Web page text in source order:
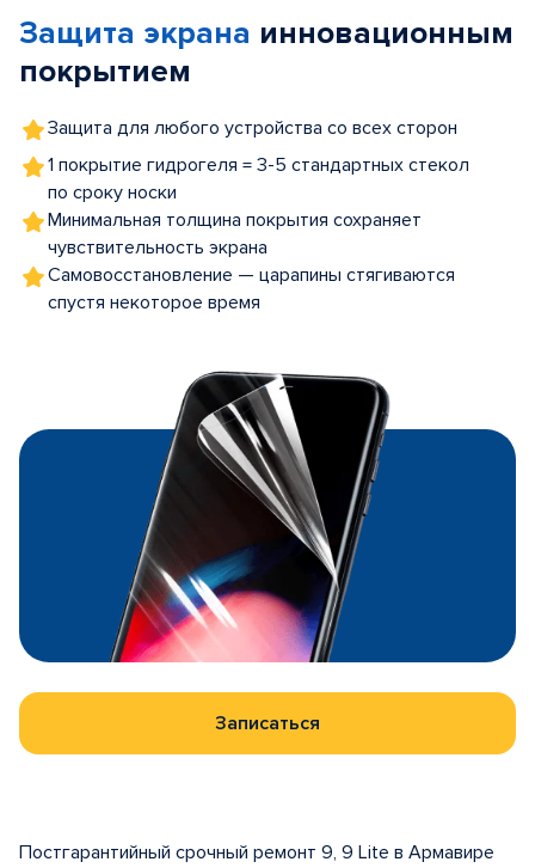
5
Защита экрана инновационным
покрытием
Защита для любого устройства со всех сторон
1 покрытие гидрогеля = 3-5 стандартных стекол
по сроку носки
Минимальная толщина покрытия сохраняет
чувствительность экрана
Самовосстановление — царапины стягиваются
спустя некоторое время
Записаться
Постгарантийный срочный ремонт 9, 9 Lite в Армавире